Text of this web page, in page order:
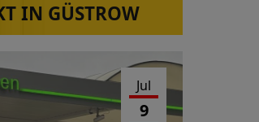
IN GÜSTROW
Jul
9